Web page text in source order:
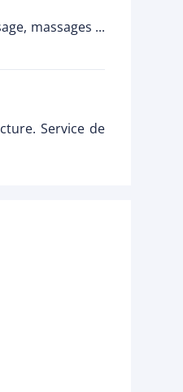
massages ...
Service de